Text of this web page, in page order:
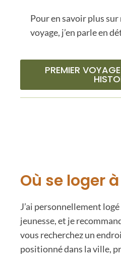
Pour en savoir plus
voyage, j’en parle en
PREMIER
Où se loger
J’ai personnellement
jeunesse, et je
vous recherchez un
positionné dans la ville,